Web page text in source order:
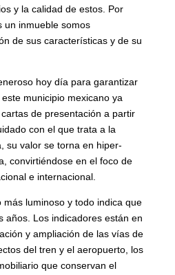
y la calidad de estos. Por
un inmueble somos
de sus características y de su
hoy día para garantizar
municipio mexicano ya
de presentación a partir
con el que trata a la
su valor se torna en hiper-
convirtiéndose en el foco de
e internacional.
más luminoso y todo indica que
años. Los indicadores están en
y ampliación de las vías de
del tren y el aeropuerto, los
que conservan el